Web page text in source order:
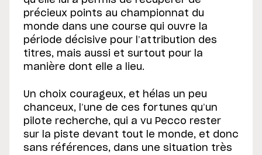
précieux points au championnat du
monde dans une course qui ouvre la
période décisive pour l’attribution des
titres, mais aussi et surtout pour la
manière dont elle a lieu.
Un choix courageux, et hélas un peu
chanceux, l’une de ces fortunes qu’un
pilote recherche, qui a vu Pecco rester
sur la piste devant tout le monde, et donc
sans références, dans une situation très